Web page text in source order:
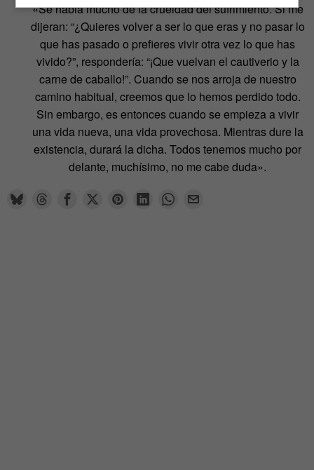
«Se habla mucho de la crueldad del sufrimiento. Si me
dijeran: “¿Quieres volver a ser lo que eras y no pasar lo
que has pasado o prefieres vivir otra vez lo que has
vivido?”, respondería: “¡Que vuelvan el cautiverio y la
carne de caballo!”. Cuando se nos arroja de nuestro
camino habitual, creemos que lo hemos perdido todo.
Sin embargo, es entonces cuando se empieza a vivir
una vida nueva, una vida provechosa. Mientras dure la
existencia, durará la dicha. Todos tenemos mucho por
delante, muchísimo, no me cabe duda».